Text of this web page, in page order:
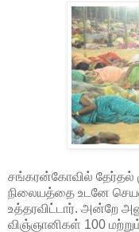
சங்கரன்கோவில் தேர்தல்
நிலையத்தை உடனே
உத்தரவிட்டார். அன்றே
விஞ்ஞானிகள் 100